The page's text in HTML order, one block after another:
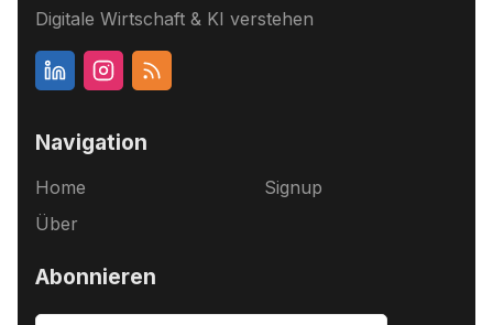
Digitale Wirtschaft & KI verstehen
Navigation
Home
Über
Signup
Abonnieren